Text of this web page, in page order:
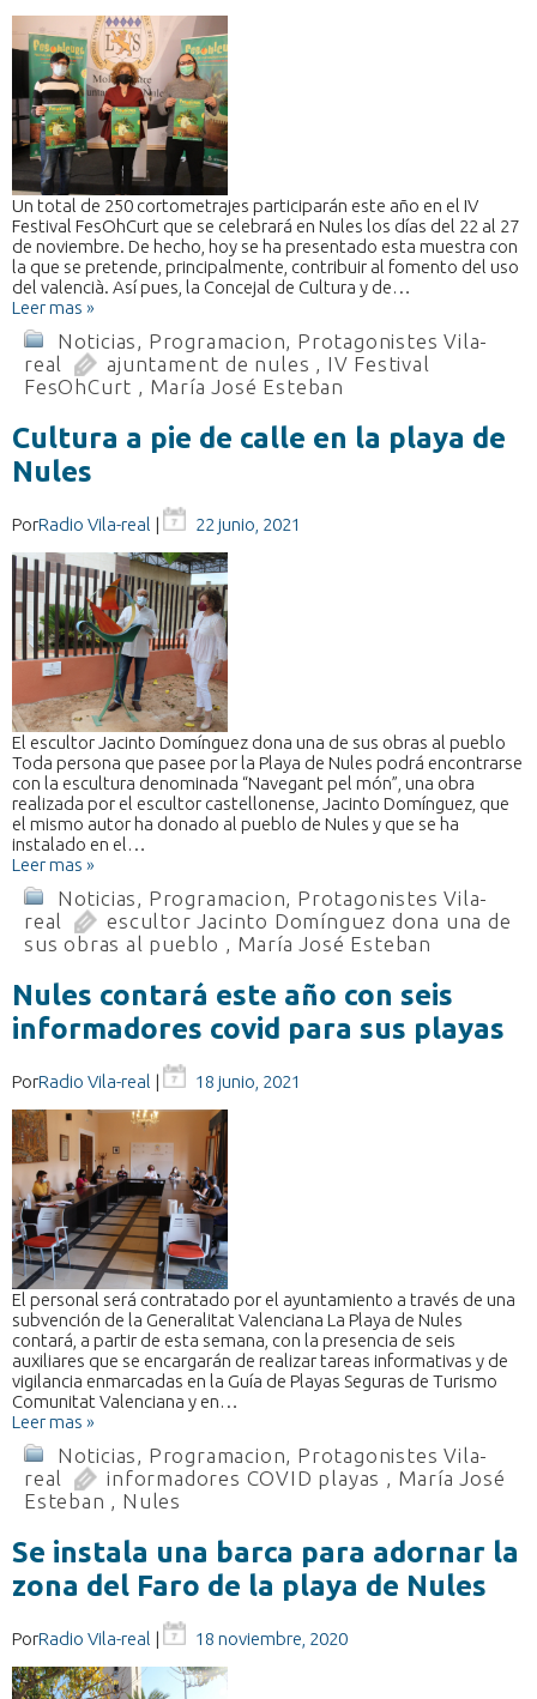
Un total de 250 cortometrajes participarán este año en el IV
Festival FesOhCurt que se celebrará en Nules los días del 22 al 27
de noviembre. De hecho, hoy se ha presentado esta muestra con
la que se pretende, principalmente, contribuir al fomento del uso
del valencià. Así pues, la Concejal de Cultura y de…
Leer mas »
Noticias, Programacion, Protagonistes Vila-
real
ajuntament de nules , IV Festival
FesOhCurt , María José Esteban
Cultura a pie de calle en la playa de
Nules
PorRadio Vila-real | 22 junio, 2021
El escultor Jacinto Domínguez dona una de sus obras al pueblo
Toda persona que pasee por la Playa de Nules podrá encontrarse
con la escultura denominada “Navegant pel món”, una obra
realizada por el escultor castellonense, Jacinto Domínguez, que
el mismo autor ha donado al pueblo de Nules y que se ha
instalado en el…
Leer mas »
Noticias, Programacion, Protagonistes Vila-
real
escultor Jacinto Domínguez dona una de
sus obras al pueblo , María José Esteban
Nules contará este año con seis
informadores covid para sus playas
PorRadio Vila-real | 18 junio, 2021
El personal será contratado por el ayuntamiento a través de una
subvención de la Generalitat Valenciana La Playa de Nules
contará, a partir de esta semana, con la presencia de seis
auxiliares que se encargarán de realizar tareas informativas y de
vigilancia enmarcadas en la Guía de Playas Seguras de Turismo
Comunitat Valenciana y en…
Leer mas »
Noticias, Programacion, Protagonistes Vila-
real
informadores COVID playas , María José
Esteban , Nules
Se instala una barca para adornar la
zona del Faro de la playa de Nules
PorRadio Vila-real | 18 noviembre, 2020